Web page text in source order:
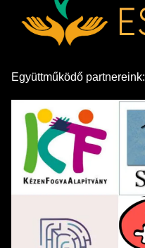
Együttműködő partnereink: